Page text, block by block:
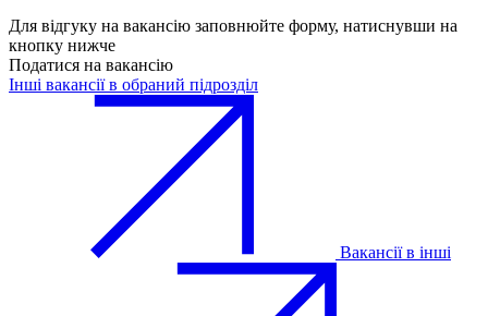
Для відгуку на вакансію заповнюйте форму, натиснувши на
кнопку нижче
Податися на вакансію
Інші вакансії в обраний підрозділ
Вакансії в інші